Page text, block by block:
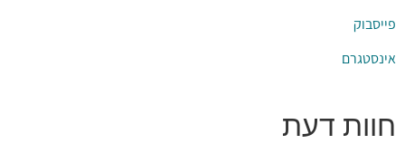
פייסבוק
אינסטגרם
חוות דעת